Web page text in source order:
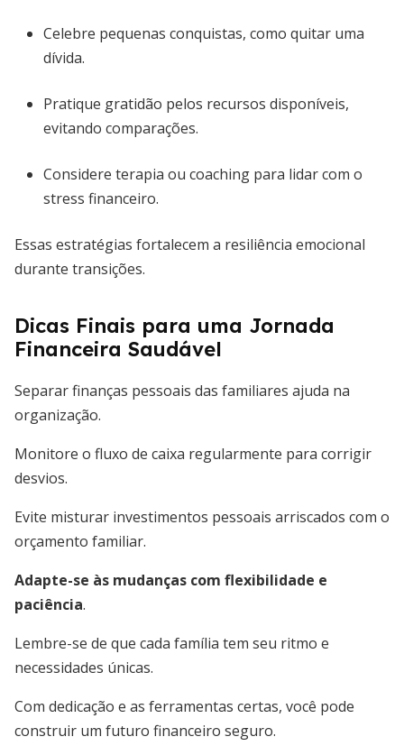
Celebre pequenas conquistas, como quitar uma
dívida.
Pratique gratidão pelos recursos disponíveis,
evitando comparações.
Considere terapia ou coaching para lidar com o
stress financeiro.
Essas estratégias fortalecem a resiliência emocional
durante transições.
Dicas Finais para uma Jornada
Financeira Saudável
Separar finanças pessoais das familiares ajuda na
organização.
Monitore o fluxo de caixa regularmente para corrigir
desvios.
Evite misturar investimentos pessoais arriscados com o
orçamento familiar.
Adapte-se às mudanças com flexibilidade e
paciência.
Lembre-se de que cada família tem seu ritmo e
necessidades únicas.
Com dedicação e as ferramentas certas, você pode
construir um futuro financeiro seguro.